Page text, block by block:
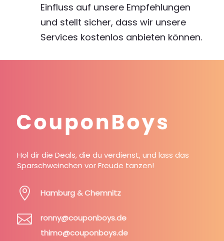
Einfluss auf unsere Empfehlungen
und stellt sicher, dass wir unsere
Services kostenlos anbieten können.
Hol dir die Deals, die du verdienst, und lass das
Sparschweinchen vor Freude tanzen!
 Hamburg & Chemnitz

ronny@couponboys.de
thimo@couponboys.de